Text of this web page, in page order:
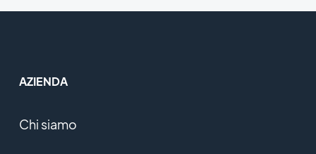
AZIENDA
Chi siamo